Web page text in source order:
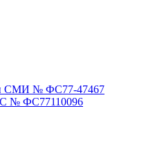
СМИ № ФС77-47467
№ ФС77110096